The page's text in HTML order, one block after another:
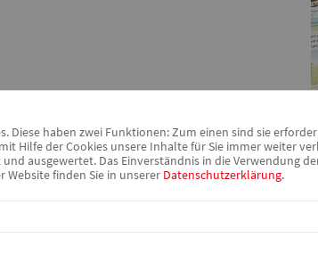
Diese haben zwei Funktionen: Zum einen sind sie
Hilfe der Cookies unsere Inhalte für Sie immer weiter
ausgewertet. Das Einverständnis in die Verwendung
Website finden Sie in unserer Datenschutzerklärung.